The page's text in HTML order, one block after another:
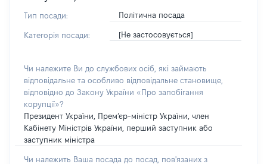
Тип посади: Політична посада
Категорія посади: [Не застосовується]
Чи належите Ви до службових осіб, які займають
відповідальне та особливо відповідальне становище,
відповідно до Закону України «Про запобігання
корупції»?
Президент України, Прем’єр-міністр України, член
Кабінету Міністрів України, перший заступник або
заступник міністра
Чи належить Ваша посада до посад, пов'язаних з